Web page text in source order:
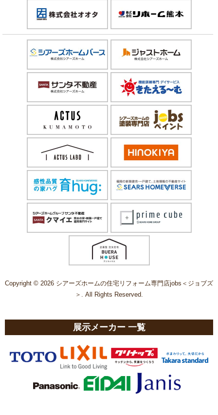
Copyright © 2026 シアーズホームの住宅リフォーム専門店jobs＜ジョブズ
＞. All Rights Reserved.
展示メーカー 一覧